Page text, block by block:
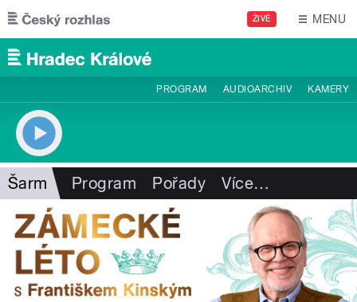
Přejít k hlavnímu obsahu
ŽIVĚ MENU
PROGRAM AUDIOARCHIV KAMERY
Šarm Program Pořady Více…